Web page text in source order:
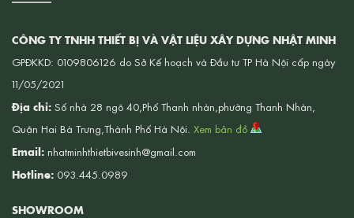
CÔNG TY TNHH THIẾT BỊ VÀ VẬT LIỆU XÂY DỰNG NHẬT MINH
GPĐKKD: 0109806126 do Sở Kế hoạch và Đầu tư TP Hà Nội cấp ngày
11/05/2021
Địa chỉ: Số nhà 28 ngõ 40,Phố Thanh nhàn,phường Thanh Nhàn,
Quận Hai Bà Trưng,Thành Phố Hà Nội. Xem bản đồ
Email: nhatminhthietbivesinh@gmail.com
Hotline: 093.445.0989
SHOWROOM